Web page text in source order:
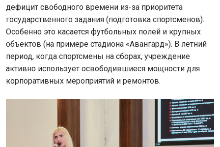
дефицит свободного времени из-за приоритета
государственного задания (подготовка спортсменов).
Особенно это касается футбольных полей и крупных
объектов (на примере стадиона «Авангард»). В летний
период, когда спортсмены на сборах, учреждение
активно использует освободившиеся мощности для
корпоративных мероприятий и ремонтов.